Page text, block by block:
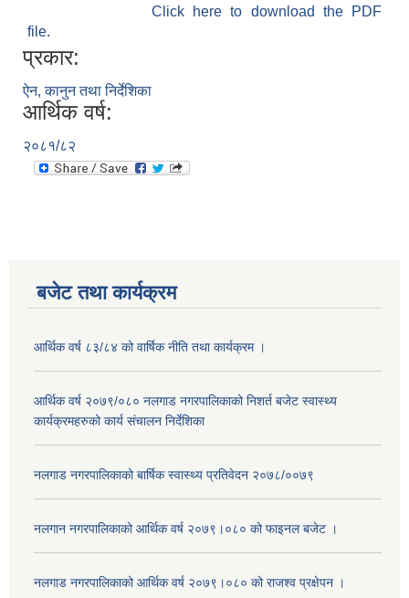
Click here to download the PDF
file.
प्रकार:
ऐन, कानुन तथा निर्देशिका
आर्थिक वर्ष:
२०८१/८२
बजेट तथा कार्यक्रम
आर्थिक वर्ष ८३/८४ को वार्षिक नीति तथा कार्यक्रम ।
आर्थिक वर्ष २०७९/०८० नलगाड नगरपालिकाको निशर्त बजेट स्वास्थ्य
कार्यक्रमहरुको कार्य संचालन निर्देशिका
नलगाड नगरपालिकाको बार्षिक स्वास्थ्य प्रतिवेदन २०७८/००७९
नलगान नगरपालिकाको आर्थिक वर्ष २०७९।०८० को फाइनल बजेट ।
नलगाड नगरपालिकाको आर्थिक वर्ष २०७९।०८० को राजश्व प्रक्षेपन ।